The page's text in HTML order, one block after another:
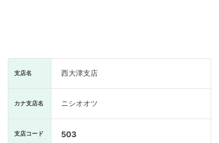
支店名 西大津支店
カナ支店名 ニシオオツ
支店コード 503